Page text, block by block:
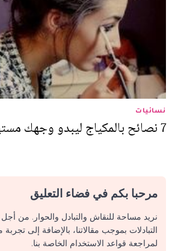
نسائيات
7 نصائح بالمكياج ليبدو وجهك مستيقظا في الصباح
مرحبا بكم في فضاء التعليق
نريد مساحة للنقاش والتبادل والحوار. من
التبادلات بموجب مقالاتنا، بالإضافة إلى
لمراجعة قواعد الاستخدام الخاصة بنا.